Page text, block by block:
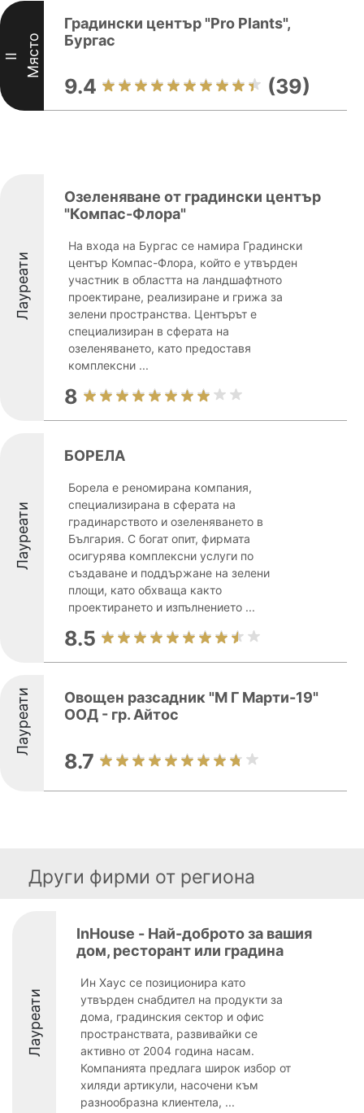
II Място
Градински център "Pro Plants",
Бургас
9.4 (39)
Лауреати
Озеленяване от градински център
"Компас-Флора"
На входа на Бургас се намира Градински
център Компас-Флора, който е утвърден
участник в областта на ландшафтното
проектиране, реализиране и грижа за
зелени пространства. Центърът е
специализиран в сферата на
озеленяването, като предоставя
комплексни ...
8
Лауреати
БОРЕЛА
Борела е реномирана компания,
специализирана в сферата на
градинарството и озеленяването в
България. С богат опит, фирмата
осигурява комплексни услуги по
създаване и поддържане на зелени
площи, като обхваща както
проектирането и изпълнението ...
8.5
Лауреати
Овощен разсадник "М Г Марти-19"
ООД - гр. Айтос
8.7
Други фирми от региона
Лауреати
InHouse - Най-доброто за вашия
дом, ресторант или градина
Ин Хаус се позиционира като
утвърден снабдител на продукти за
дома, градинския сектор и офис
пространствата, развивайки се
активно от 2004 година насам.
Компанията предлага широк избор от
хиляди артикули, насочени към
разнообразна клиентела, ...